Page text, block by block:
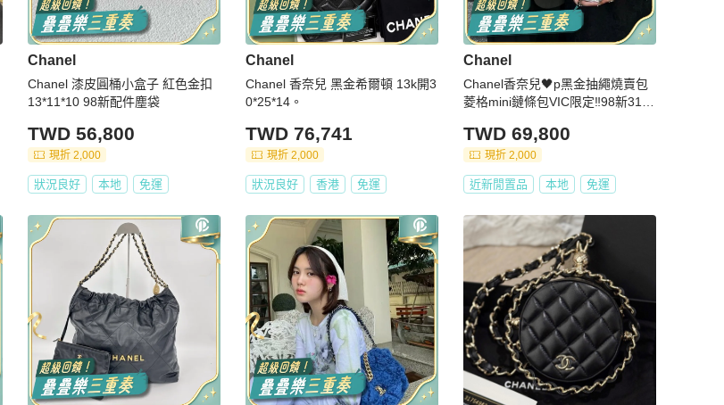
Chanel
Chanel 漆皮圓桶小盒子 紅色金扣
13*11*10 98新配件塵袋
TWD 56,800
現折 2,000
狀況良好 本地 免運
Chanel
Chanel 香奈兒 黑金希爾頓 13k開3
0*25*14。
TWD 76,741
現折 2,000
狀況良好 香港 免運
Chanel
Chanel香奈兒🖤p黑金抽繩燒賣包
菱格mini鏈條包VIC限定‼️98新31開
TWD 69,800
現折 2,000
近新閒置品 本地 免運